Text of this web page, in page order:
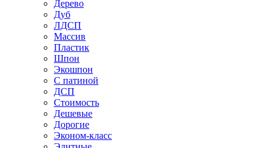
Дерево
Дуб
ЛДСП
Массив
Пластик
Шпон
Экошпон
С патиной
ДСП
Стоимость
Дешевые
Дорогие
Эконом-класс